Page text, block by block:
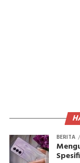
BERITA